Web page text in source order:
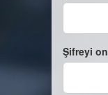
Şifreyi